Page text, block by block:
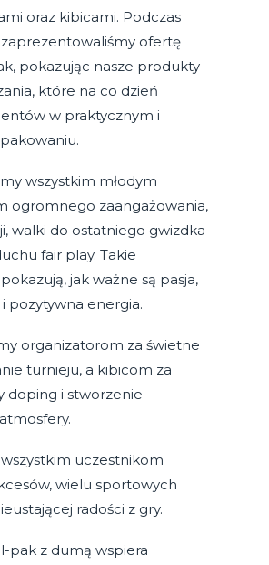
oraz kibicami. Podczas
ofertę
pokazując nasze produkty
które na co dzień
w praktycznym i
wszystkim młodym
ogromnego zaangażowania,
walki do ostatniego gwizdka
fair play. Takie
jak ważne są pasja,
pozytywna energia.
organizatorom za świetne
turnieju, a kibicom za
doping i stworzenie
uczestnikom
wielu sportowych
radości z gry.
pak z dumą wspiera